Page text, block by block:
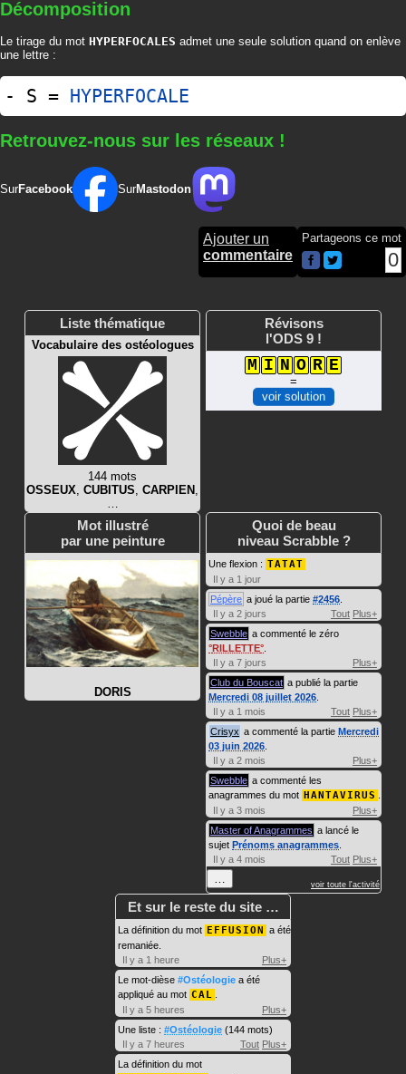
Décomposition
Le tirage du mot HYPERFOCALES admet une seule solution quand on enlève
une lettre :
- S = HYPERFOCALE
Retrouvez-nous sur les réseaux !
SurFacebook SurMastodon
Ajouter un
commentaire
Partageons ce mot
0
Liste thématique
Vocabulaire des ostéologues
144 mots
OSSEUX CUBITUS CARPIEN
Révisons
l'ODS 9 !
M I N O R E
=
voir solution
Mot illustré
par une peinture
DORIS
Quoi de beau
niveau Scrabble ?
Une flexion : TATAT
Il y a 1 jour
Pépère a joué la partie #2456
Il y a 2 jours
Tout Plus+
Swebble a commenté le zéro
RILLETTE
Il y a 7 jours
Plus+
Club du Bouscat a publié la partie
Mercredi 08 juillet 2026
Il y a 1 mois
Tout Plus+
Crisyx a commenté la partie Mercredi
03 juin 2026
Il y a 2 mois
Plus+
Swebble a commenté les
anagrammes du mot HANTAVIRUS
Il y a 3 mois
Plus+
Master of Anagrammes a lancé le
sujet Prénoms anagrammes
Il y a 4 mois
Tout Plus+
voir toute l'activité
Et sur le reste du site …
La définition du mot EFFUSION a été
remaniée.
Il y a 1 heure
Plus+
Le mot-dièse #Ostéologie a été
appliqué au mot CAL
Il y a 5 heures
Plus+
Une liste : #Ostéologie (144 mots)
Il y a 7 heures
Tout Plus+
La définition du mot